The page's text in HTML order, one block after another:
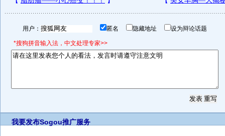
用户： 匿名 隐藏地址 设为辩论话题
*搜狗拼音输入法，中文处理专家>>
我要发布Sogou推广服务